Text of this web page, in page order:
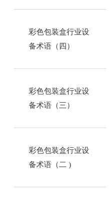
彩色包装盒行业设
备术语（四）
彩色包装盒行业设
备术语（三）
彩色包装盒行业设
备术语（二 )